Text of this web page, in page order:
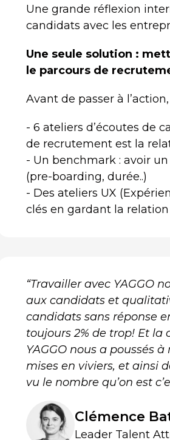
Une grande réflexion
candidats avec les
Une seule solution :
le parcours de
Avant de passer à
- 6 ateliers d’écoutes de
de recrutement est la
- Un benchmark : avoir
(pre-boarding, durée..)
- Des ateliers UX
clés en gardant la
“Travailler avec YAGGO
aux candidats et
candidats sans réponse
toujours 2% de trop! Et la
YAGGO nous a poussés
mises en viviers, et ainsi
vu le nombre qu’on est
Clémence
Leader Talent